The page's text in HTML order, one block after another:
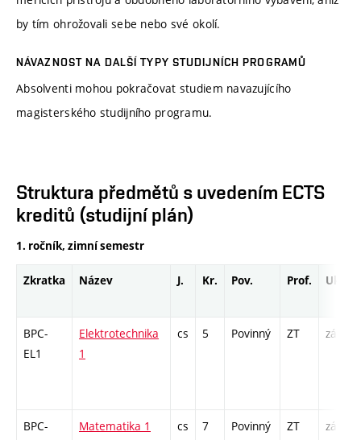
by tím ohrožovali sebe nebo své okolí.
NÁVAZNOST NA DALŠÍ TYPY STUDIJNÍCH PROGRAMŮ
Absolventi mohou pokračovat studiem navazujícího
magisterského studijního programu.
Struktura předmětů s uvedením ECTS
kreditů (studijní plán)
1. ročník, zimní semestr
Zkratka Název J. Kr. Pov. Prof. Uk.
BPC-
EL1
Elektrotechnika
1
cs 5 Povinný ZT zá,zk
BPC-
Matematika 1 cs 7 Povinný ZT zá,zk